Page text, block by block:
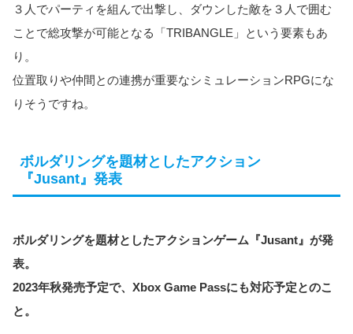
３人でパーティを組んで出撃し、ダウンした敵を３人で囲む
ことで総攻撃が可能となる「TRIBANGLE」という要素もあ
り。
位置取りや仲間との連携が重要なシミュレーションRPGにな
りそうですね。
ボルダリングを題材としたアクション
『Jusant』発表
ボルダリングを題材としたアクションゲーム『Jusant』が発
表。
2023年秋発売予定で、Xbox Game Passにも対応予定とのこ
と。